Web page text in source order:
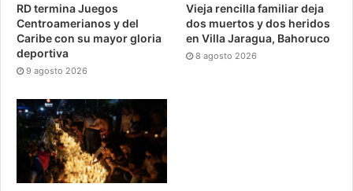
RD termina Juegos
Centroamerianos y del
Caribe con su mayor gloria
deportiva
9 agosto 2026
Vieja rencilla familiar deja
dos muertos y dos heridos
en Villa Jaragua, Bahoruco
8 agosto 2026